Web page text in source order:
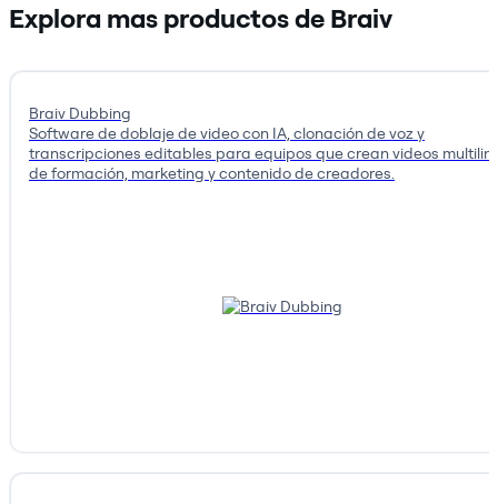
Explora mas productos de Braiv
Braiv Dubbing
Software de doblaje de video con IA, clonación de voz y
transcripciones editables para equipos que crean videos
de formación, marketing y contenido de creadores.